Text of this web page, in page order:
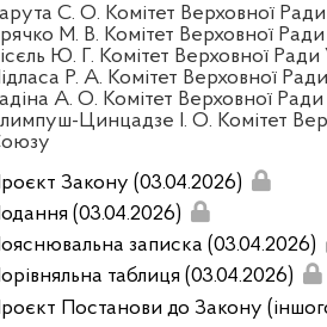
С. О. Комітет Верховної
М. В. Комітет Верховної
Ю. Г. Комітет Верховної
Р. А. Комітет Верховної
А. О. Комітет Верховної
Цинцадзе І. О. Комітет
Закону (03.04.2026)
(03.04.2026)
записка (03.04.2026)
таблиця (03.04.2026)
Постанови до Закону